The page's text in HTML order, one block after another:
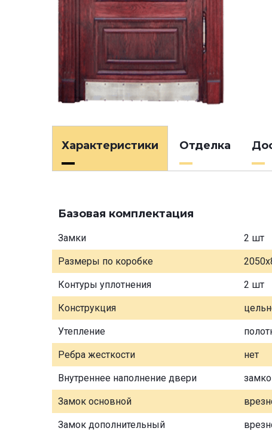
Характеристики Отделка
Базовая комплектация
Замки 2 шт
Размеры по коробке
Контуры уплотнения 2 шт
Конструкция
Утепление
Ребра жесткости нет
Внутреннее наполнение двери
Замок основной
Замок дополнительный